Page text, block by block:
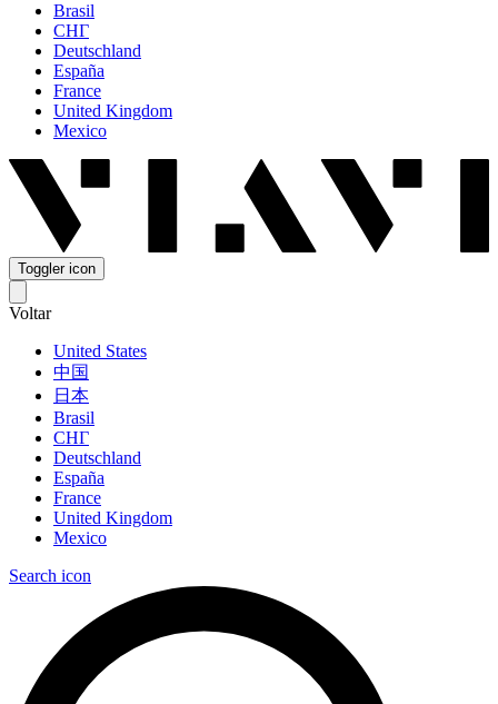
Brasil
СНГ
Deutschland
España
France
United Kingdom
Mexico
Toggler icon
Voltar
United States
中国
日本
Brasil
СНГ
Deutschland
España
France
United Kingdom
Mexico
Search icon